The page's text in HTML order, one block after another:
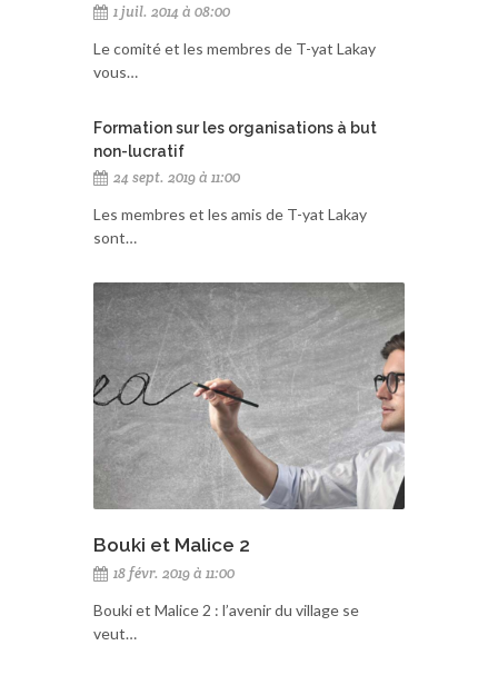
1 juil. 2014 à 08:00
Le comité et les membres de T-yat Lakay
vous…
Formation sur les organisations à but
non-lucratif
24 sept. 2019 à 11:00
Les membres et les amis de T-yat Lakay
sont…
Bouki et Malice 2
18 févr. 2019 à 11:00
Bouki et Malice 2 : l’avenir du village se
veut…